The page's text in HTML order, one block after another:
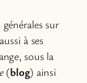
sur
à ses
sous la
(blog) ainsi